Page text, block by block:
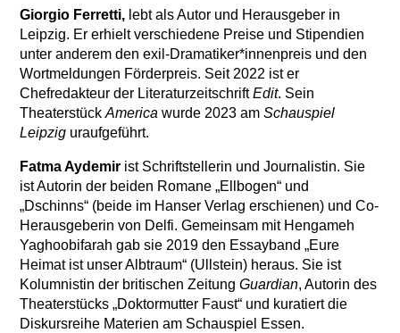
Giorgio Ferretti,lebt als Autor und Herausgeber in
Leipzig. Er erhielt verschiedene Preise und Stipendien
unter anderem den exil-Dramatiker*innenpreis und den
Wortmeldungen Förderpreis. Seit 2022 ist er
Chefredakteur der LiteraturzeitschriftEdit. Sein
Theaterstück America wurde 2023 am Schauspiel
Leipziguraufgeführt.
Fatma Aydemirist Schriftstellerin und Journalistin. Sie
ist Autorin der beiden Romane „Ellbogen“ und
„Dschinns“ (beide im Hanser Verlag erschienen) und Co-
Herausgeberin von Delfi. Gemeinsam mit Hengameh
Yaghoobifarah gab sie 2019 den Essayband „Eure
Heimat ist unser Albtraum“ (Ullstein) heraus. Sie ist
Kolumnistin der britischen Zeitung Guardian, Autorin des
Theaterstücks „Doktormutter Faust“ und kuratiert die
Diskursreihe Materien am Schauspiel Essen.